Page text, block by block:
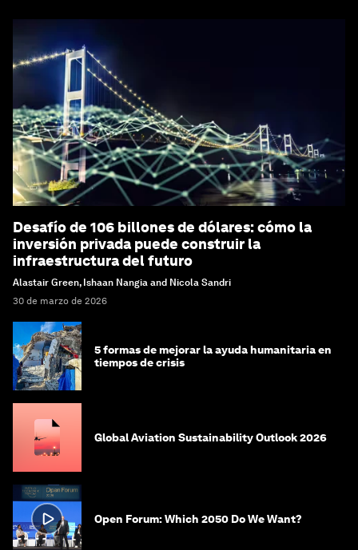
Desafío de 106 billones de dólares: cómo la
inversión privada puede construir la
infraestructura del futuro
Alastair Green, Ishaan Nangia and Nicola Sandri
30 de marzo de 2026
5 formas de mejorar la ayuda humanitaria en
tiempos de crisis
Global Aviation Sustainability Outlook 2026
Open Forum: Which 2050 Do We Want?